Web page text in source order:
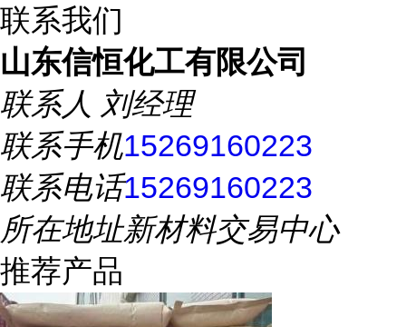
联系我们
山东信恒化工有限公司
联系人 刘经理
联系手机15269160223
联系电话15269160223
所在地址新材料交易中心
推荐产品